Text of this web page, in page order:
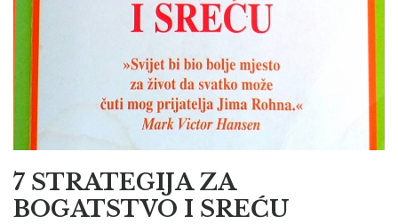
7 STRATEGIJA ZA
BOGATSTVO I SREĆU